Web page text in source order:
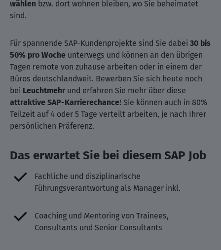
wählen bzw. dort wohnen bleiben, wo Sie beheimatet
sind.
Für spannende SAP-Kundenprojekte sind Sie dabei 30 bis
50% pro Woche unterwegs und können an den übrigen
Tagen remote von zuhause arbeiten oder in einem der
Büros deutschlandweit. Bewerben Sie sich heute noch
bei Leuchtmehrund erfahren Sie mehr über diese
attraktive SAP-Karrierechance! Sie können auch in 80%
Teilzeit auf 4 oder 5 Tage verteilt arbeiten, je nach Ihrer
persönlichen Präferenz.
Das erwartet Sie bei diesem SAP Job
Fachliche und disziplinarische
Führungsverantwortung als Manager inkl.
Coaching und Mentoring von Trainees,
Consultants und Senior Consultants